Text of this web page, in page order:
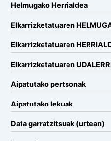
Helmugako Herrialdea
Elkarrizketatuaren
Elkarrizketatuaren
Elkarrizketatuaren
Aipatutako pertsonak
Aipatutako lekuak
Data garratzitsuak (urtean)